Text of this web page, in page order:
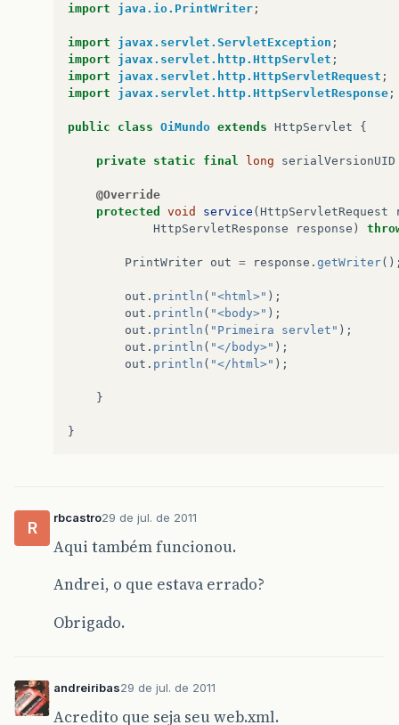
import
java.io.PrintWriter ;
import javax.servlet.ServletException ;
import
javax.servlet.http.HttpServlet ;
import
javax.servlet.http.HttpServletRequest ;
import
javax.servlet.http.HttpServletResponse ;
public class OiMundo extends HttpServlet {
private static final long serialVersionUID
@Override
protected
void service ( HttpServletRequest
HttpServletResponse
response )
PrintWriter out = response . getWriter
out . println ( "<html>" );
out . println ( "<body>" );
out . println ( "Primeira servlet" );
out . println ( "</body>" );
out . println ( "</html>" );
}
}
R
rbcastro29 de jul. de 2011
Aqui também funcionou.
Andrei, o que estava errado?
Obrigado.
andreiribas29 de jul. de 2011
Acredito que seja seu web.xml.